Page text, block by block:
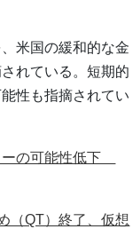
米国の緩和的な金
れている。短期的
性も指摘されてい
ーの可能性低下
（QT）終了、仮想